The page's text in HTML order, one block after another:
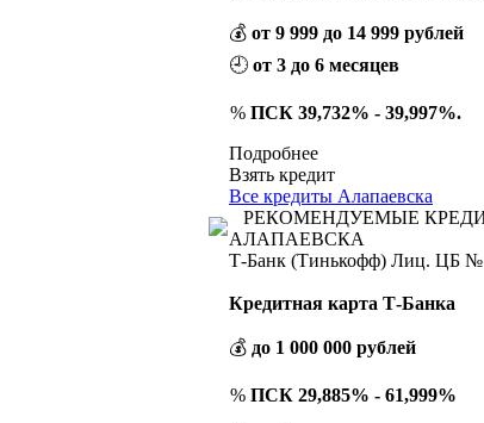
💰 от 9 999 до 14 999 рублей
🕘 от 3 до 6 месяцев
% ПСК 39,732% - 39,997%.
Подробнее
Взять кредит
Все кредиты Алапаевска
РЕКОМЕНДУЕМЫЕ
АЛАПАЕВСКА
Т-Банк (Тинькофф) Лиц. ЦБ №
Кредитная карта Т-Банка
💰 до 1 000 000 рублей
% ПСК 29,885% - 61,999%